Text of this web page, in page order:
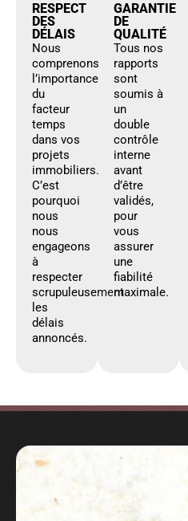
RESPECT
DES
DÉLAIS
Nous
comprenons
l’importance
du
facteur
temps
dans vos
projets
immobiliers.
C’est
pourquoi
nous
nous
engageons
à
respecter
scrupuleusement
les
délais
annoncés.
GARANTIE
DE
QUALITÉ
Tous nos
rapports
sont
soumis à
un
double
contrôle
interne
avant
d’être
validés,
pour
vous
assurer
une
fiabilité
maximale.